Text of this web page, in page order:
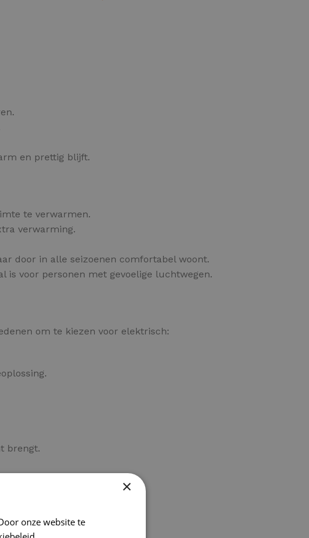
en prettig blijft.
te verwarmen.
verwarming.
door in alle seizoenen comfortabel woont.
voor personen met gevoelige luchtwegen.
om te kiezen voor elektrisch:
brengt.
×
onze website te